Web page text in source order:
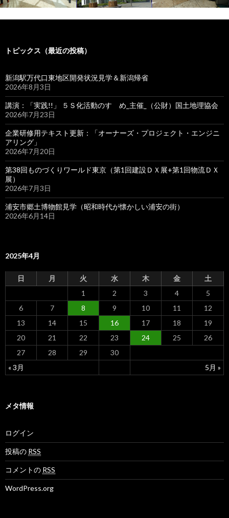
トピックス（最近の投稿）
新潟駅万代口東地区開発状況見学＆新潟帰省
2026年8月3日
講演：「実践!!」 ５Ｓ化活動のすゝめ_主催_（公財）国土地理協会
2026年7月23日
企業研修用テキスト更新：「オーナーズ・プロジェクト・エンジニ
アリング」
2026年7月20日
第38回ものづくりワールド東京（第1回建設ＤＸ展+第1回物流ＤＸ
展）
2026年7月3日
浦安市郷土博物館見学（昭和時代が懐かしい浦安の街）
2026年6月14日
2025年4月
日 月 火 水 木 金 土
« 3月 5月 »
1 2 3 4
5
6
7 8 9 10 11
12
13
14 15 16 17 18
19
20
21 22 23 24 25
26
27
28 29 30
メタ情報
ログイン
投稿の RSS
コメントの RSS
WordPress.org